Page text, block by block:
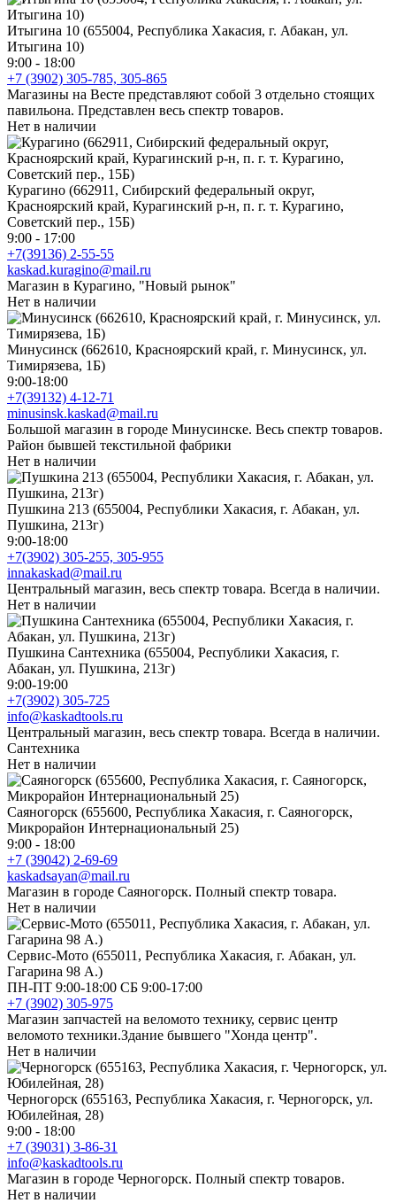
Итыгина 10 (655004, Республика Хакасия, г. Абакан, ул.
Итыгина 10)
9:00 - 18:00
+7 (3902) 305-785, 305-865
Магазины на Весте представляют собой 3 отдельно стоящих
павильона. Представлен весь спектр товаров.
Нет в наличии
Курагино (662911, Сибирский федеральный округ,
Красноярский край, Курагинский р-н, п. г. т. Курагино,
Советский пер., 15Б)
9:00 - 17:00
+7(39136) 2-55-55
kaskad.kuragino@mail.ru
Магазин в Курагино, "Новый рынок"
Нет в наличии
Минусинск (662610, Красноярский край, г. Минусинск, ул.
Тимирязева, 1Б)
9:00-18:00
+7(39132) 4-12-71
minusinsk.kaskad@mail.ru
Большой магазин в городе Минусинске. Весь спектр товаров.
Район бывшей текстильной фабрики
Нет в наличии
Пушкина 213 (655004, Республики Хакасия, г. Абакан, ул.
Пушкина, 213г)
9:00-18:00
+7(3902) 305-255, 305-955
innakaskad@mail.ru
Центральный магазин, весь спектр товара. Всегда в наличии.
Нет в наличии
Пушкина Сантехника (655004, Республики Хакасия, г.
Абакан, ул. Пушкина, 213г)
9:00-19:00
+7(3902) 305-725
info@kaskadtools.ru
Центральный магазин, весь спектр товара. Всегда в наличии.
Сантехника
Нет в наличии
Саяногорск (655600, Республика Хакасия, г. Саяногорск,
Микрорайон Интернациональный 25)
9:00 - 18:00
+7 (39042) 2-69-69
kaskadsayan@mail.ru
Магазин в городе Саяногорск. Полный спектр товара.
Нет в наличии
Сервис-Мото (655011, Республика Хакасия, г. Абакан, ул.
Гагарина 98 А.)
ПН-ПТ 9:00-18:00 СБ 9:00-17:00
+7 (3902) 305-975
Магазин запчастей на веломото технику, сервис центр
веломото техники.Здание бывшего "Хонда центр".
Нет в наличии
Черногорск (655163, Республика Хакасия, г. Черногорск, ул.
Юбилейная, 28)
9:00 - 18:00
+7 (39031) 3-86-31
info@kaskadtools.ru
Магазин в городе Черногорск. Полный спектр товаров.
Нет в наличии